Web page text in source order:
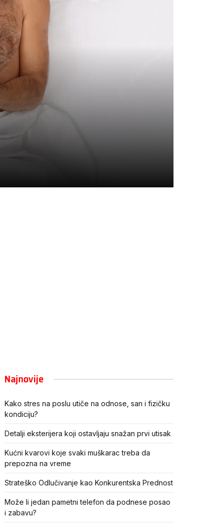
Najnovije
Kako stres na poslu utiče na odnose, san i fizičku
kondiciju?
Detalji eksterijera koji ostavljaju snažan prvi utisak
Kućni kvarovi koje svaki muškarac treba da
prepozna na vreme
Strateško Odlučivanje kao Konkurentska Prednost
Može li jedan pametni telefon da podnese posao
i zabavu?